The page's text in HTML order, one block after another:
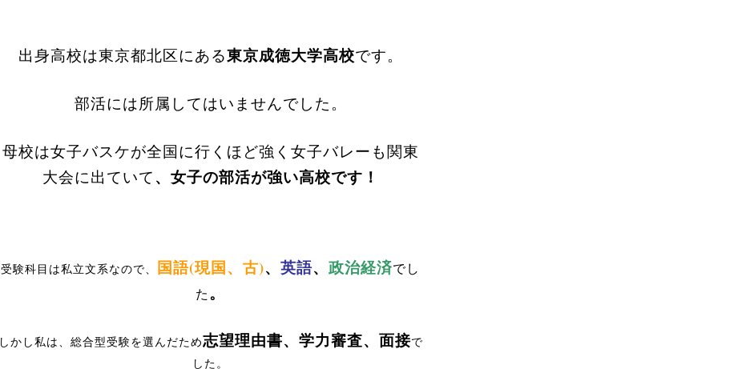
出身高校は東京都北区にある東京成徳大学高校です。
部活には所属してはいませんでした。
母校は女子バスケが全国に行くほど強く女子バレーも関東
大会に出ていて 、女子の部活が強い高校です！
受験科目は私立文系なので、 国語(現国、古)、 英語、 政治経済でし
た 。
しかし私は、総合型受験を選んだため志望理由書、学力審査、面接で
した。